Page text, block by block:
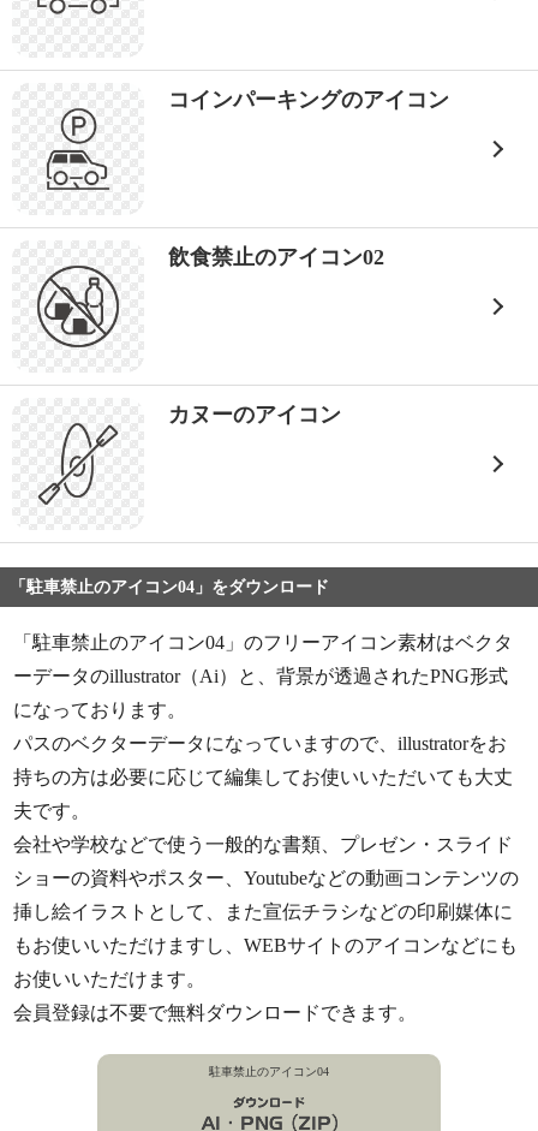
コインパーキングのアイコン
飲食禁止のアイコン02
カヌーのアイコン
「駐車禁止のアイコン04」をダウンロード
「駐車禁止のアイコン04」のフリーアイコン素材はベクタ
ーデータのillustrator（Ai）と、背景が透過されたPNG形式
になっております。
パスのベクターデータになっていますので、illustratorをお
持ちの方は必要に応じて編集してお使いいただいても大丈
夫です。
会社や学校などで使う一般的な書類、プレゼン・スライド
ショーの資料やポスター、Youtubeなどの動画コンテンツの
挿し絵イラストとして、また宣伝チラシなどの印刷媒体に
もお使いいただけますし、WEBサイトのアイコンなどにも
お使いいただけます。
会員登録は不要で無料ダウンロードできます。
駐車禁止のアイコン04